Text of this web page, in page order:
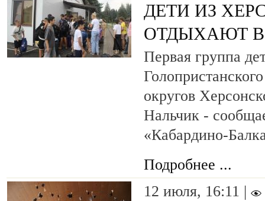
ДЕТИ ИЗ
ОТДЫХАЮТ
Первая группа
округов
Нальчик -
«Кабардино-
Подробнее ...
12 июля, 16:11 |